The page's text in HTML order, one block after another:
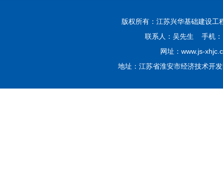
版权所有：江苏兴华基础建设
联系人：吴先生 手机
网址：www.js-
地址：江苏省淮安市经济技术开